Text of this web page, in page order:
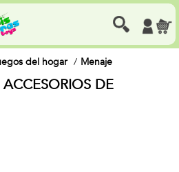
del hogar Menaje
DE